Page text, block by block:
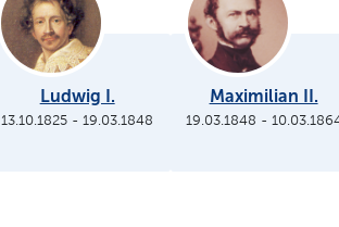
Ludwig I.
13.10.1825 -19.03.1848
Maximilian II.
19.03.1848 -